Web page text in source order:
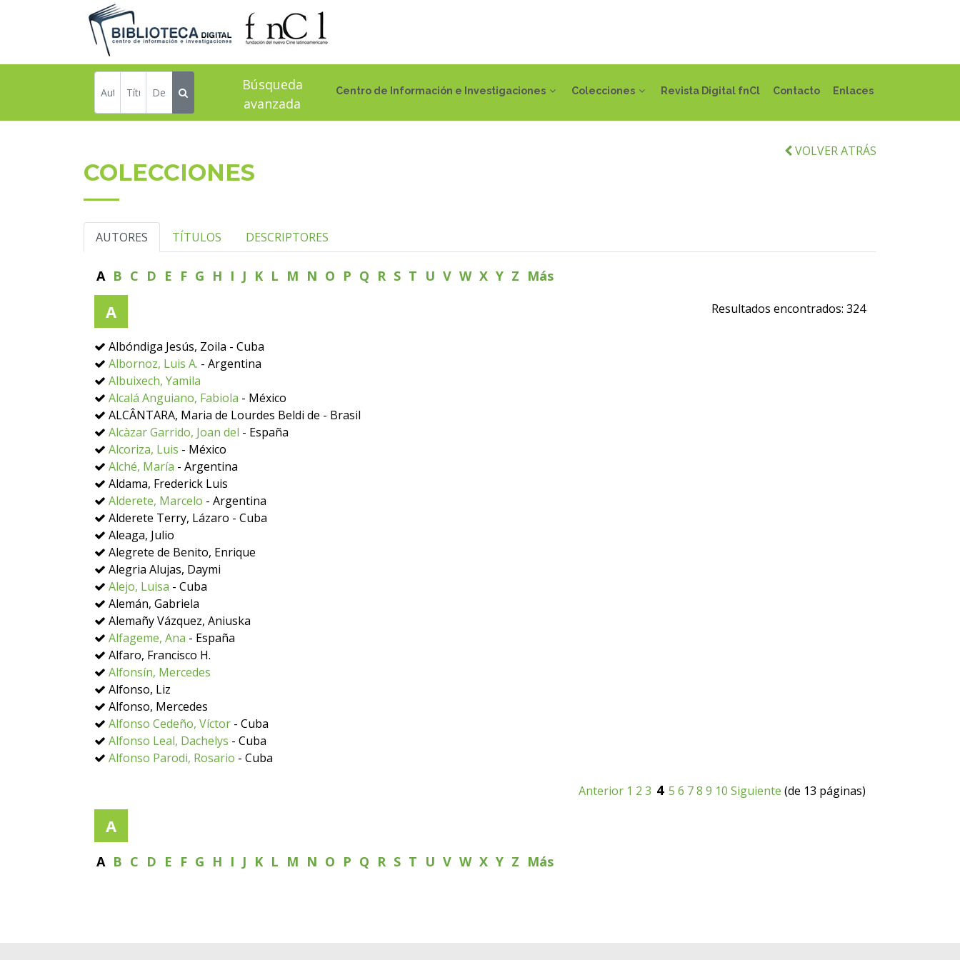
Centro de Información e Investigaciones Colecciones Revista Digital fnCl Contacto Enlaces
Búsqueda
avanzada
VOLVER ATRÁS
COLECCIONES
AUTORES TÍTULOS DESCRIPTORES
A B C D E F G H I J K L M N O P Q R S T U V W X Y Z Más
A Resultados encontrados: 324
Albóndiga Jesús, Zoila - Cuba
Albornoz, Luis A. - Argentina
Albuixech, Yamila
Alcalá Anguiano, Fabiola - México
ALCÂNTARA, Maria de Lourdes Beldi de - Brasil
Alcàzar Garrido, Joan del - España
Alcoriza, Luis - México
Alché, María - Argentina
Aldama, Frederick Luis
Alderete, Marcelo - Argentina
Alderete Terry, Lázaro - Cuba
Aleaga, Julio
Alegrete de Benito, Enrique
Alegria Alujas, Daymi
Alejo, Luisa - Cuba
Alemán, Gabriela
Alemañy Vázquez, Aniuska
Alfageme, Ana - España
Alfaro, Francisco H.
Alfonsín, Mercedes
Alfonso, Liz
Alfonso, Mercedes
Alfonso Cedeño, Víctor - Cuba
Alfonso Leal, Dachelys - Cuba
Alfonso Parodi, Rosario - Cuba
Anterior 1 2 3 4 5 6 78 9 10 Siguiente (de 13 páginas)
A
A B C D E F G H I J K L M N O P Q R S T U V W X Y Z Más